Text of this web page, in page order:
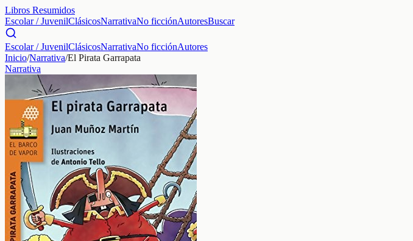
Libros Resumidos
Escolar / JuvenilClásicosNarrativaNo ficciónAutoresBuscar
Escolar / JuvenilClásicosNarrativaNo ficciónAutores
Inicio/Narrativa/El Pirata Garrapata
Narrativa